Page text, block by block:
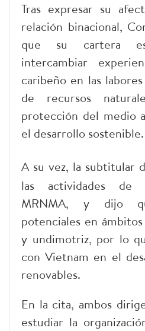
Tras expresar su
relación binacional,
que su cartera
intercambiar
caribeño en las
de recursos
protección del medio
el desarrollo sostenible.
A su vez, la subtitular
las actividades de
MRNMA, y dijo
potenciales en
y undimotriz, por lo
con Vietnam en el
renovables.
En la cita, ambos
estudiar la